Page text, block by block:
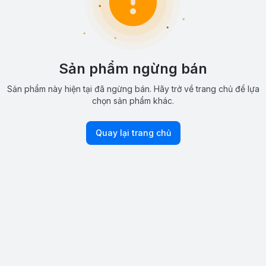
Sản phẩm ngừng bán
Sản phẩm này hiện tại đã ngừng bán. Hãy trở về trang chủ để lựa
chọn sản phẩm khác.
Quay lại trang chủ